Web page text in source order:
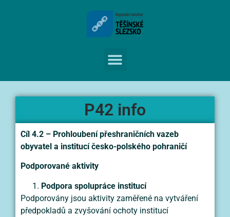
P42 info
Cíl 4.2 – Prohloubení přeshraničních vazeb
obyvatel a institucí česko-polského pohraničí
Podporované aktivity
Podpora spolupráce institucí
Podporovány jsou aktivity zaměřené na vytváření
předpokladů a zvyšování ochoty institucí